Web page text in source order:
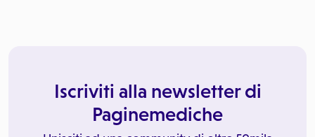
Iscriviti alla newsletter di
Paginemediche